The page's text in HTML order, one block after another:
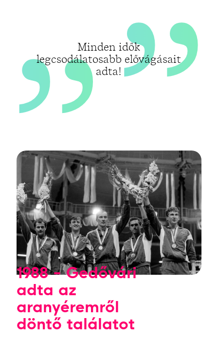
Minden idők
legcsodálatosabb elővágásait
adta!
1988 - Gedővári
adta az
aranyéremről
döntő találatot